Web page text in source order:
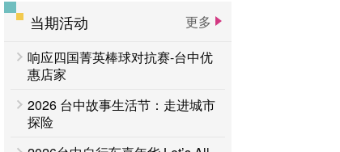
当期活动
更多
响应四国菁英棒球对抗赛-台中优
惠店家
2026 台中故事生活节：走进城市
探险